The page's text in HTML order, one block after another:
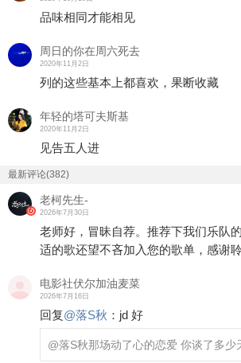
品味相同才能相见
周日的你在周六死去
2020年11月2日
列的这些基本上都喜欢，果断收藏
年轻的塔可夫斯基
2020年11月2日
见告五人进
最新评论(382)
老柯先生-
2026年7月30日
老师好，冒昧自荐。推荐下我们乐队
适的歌还望不吝加入您的歌单，感谢
电影社伏尔加油麦菜
2026年7月16日
回复@落S秋 ： jd 好
@落S秋那场动了心的恋爱 你谈了多少